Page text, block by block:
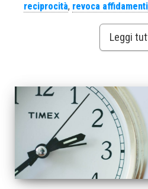
reciprocità, revoca affidamenti
Leggi